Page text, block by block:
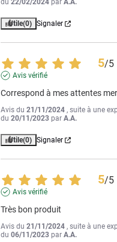
du22/02/2024 parA.A.
Utile(0) Signaler
5/5
Avis vérifié
Correspond à mes attentes
Avis du21/11/2024 , suite à une
du20/11/2023 parA.A.
Utile(0) Signaler
5/5
Avis vérifié
Très bon produit
Avis du21/11/2024 , suite à une
du06/11/2023 parA.A.